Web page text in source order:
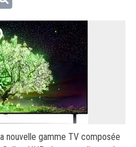
nouvelle gamme TV composée